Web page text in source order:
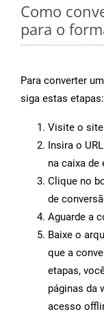
Como
para o
Para converter
siga estas etapas:
Visite o site
Insira o
na caixa de
Clique no
de
Aguarde a
Baixe o
que a
etapas,
páginas da
acesso